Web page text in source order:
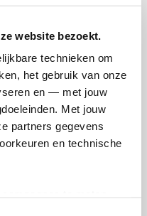
website bezoekt.
technieken om
het gebruik van onze
en — met jouw
Met jouw
partners gegevens
en technische
in mijn weg
van volgende